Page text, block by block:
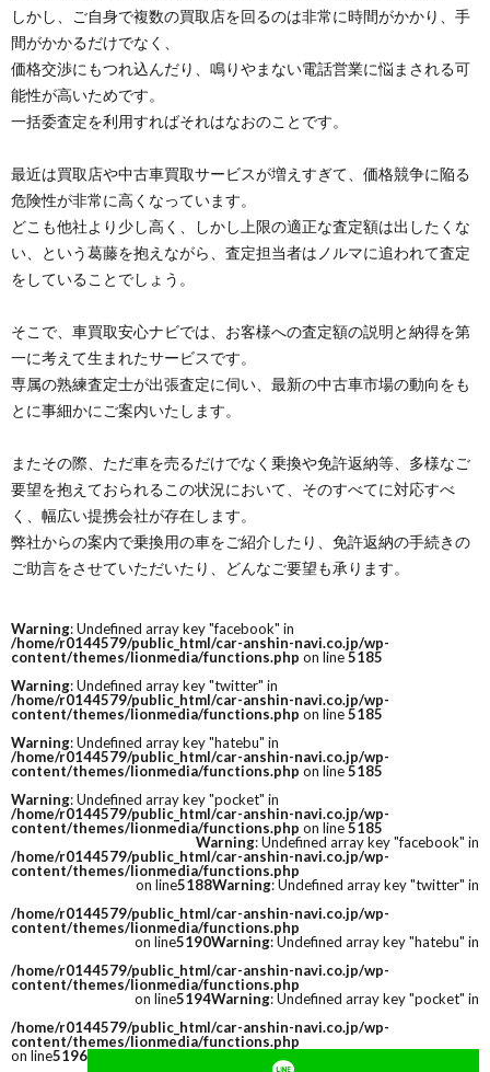
しかし、ご自身で複数の買取店を回るのは非常に時間がかかり、手
間がかかるだけでなく、
価格交渉にもつれ込んだり、鳴りやまない電話営業に悩まされる可
能性が高いためです。
一括委査定を利用すればそれはなおのことです。
最近は買取店や中古車買取サービスが増えすぎて、価格競争に陥る
危険性が非常に高くなっています。
どこも他社より少し高く、しかし上限の適正な査定額は出したくな
い、という葛藤を抱えながら、査定担当者はノルマに追われて査定
をしていることでしょう。
そこで、車買取安心ナビでは、お客様への査定額の説明と納得を第
一に考えて生まれたサービスです。
専属の熟練査定士が出張査定に伺い、最新の中古車市場の動向をも
とに事細かにご案内いたします。
またその際、ただ車を売るだけでなく乗換や免許返納等、多様なご
要望を抱えておられるこの状況において、そのすべてに対応すべ
く、幅広い提携会社が存在します。
弊社からの案内で乗換用の車をご紹介したり、免許返納の手続きの
ご助言をさせていただいたり、どんなご要望も承ります。
Warning: Undefined array key "facebook" in
/home/r0144579/public_html/car-anshin-navi.co.jp/wp-
content/themes/lionmedia/functions.php on line5185
Warning: Undefined array key "twitter" in
/home/r0144579/public_html/car-anshin-navi.co.jp/wp-
content/themes/lionmedia/functions.php on line5185
Warning: Undefined array key "hatebu" in
/home/r0144579/public_html/car-anshin-navi.co.jp/wp-
content/themes/lionmedia/functions.php on line5185
Warning: Undefined array key "pocket" in
/home/r0144579/public_html/car-anshin-navi.co.jp/wp-
content/themes/lionmedia/functions.php on line5185
Warning: Undefined array key "facebook" in
/home/r0144579/public_html/car-anshin-navi.co.jp/wp-
content/themes/lionmedia/functions.php
on line5188Warning: Undefined array key "twitter" in
/home/r0144579/public_html/car-anshin-navi.co.jp/wp-
content/themes/lionmedia/functions.php
on line5190Warning: Undefined array key "hatebu" in
/home/r0144579/public_html/car-anshin-navi.co.jp/wp-
content/themes/lionmedia/functions.php
on line5194Warning: Undefined array key "pocket" in
/home/r0144579/public_html/car-anshin-navi.co.jp/wp-
content/themes/lionmedia/functions.php
on line5196